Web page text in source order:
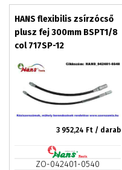
HANS flexibilis zsírzócső
plusz fej 300mm BSPT1/8
col 717SP-12
3 952,24 Ft / darab
ZO-042401-0540